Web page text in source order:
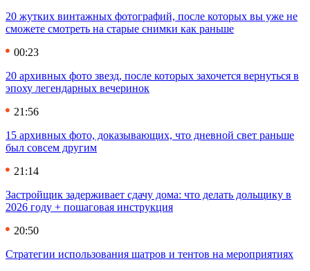
20 жутких винтажных фотографий, после которых вы уже не
сможете смотреть на старые снимки как раньше
00:23
20 архивных фото звезд, после которых захочется вернуться в
эпоху легендарных вечеринок
21:56
15 архивных фото, доказывающих, что дневной свет раньше
был совсем другим
21:14
Застройщик задерживает сдачу дома: что делать дольщику в
2026 году + пошаговая инструкция
20:50
Стратегии использования шатров и тентов на мероприятиях